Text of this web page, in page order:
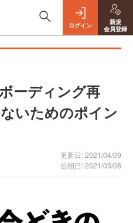
ログイン
新規
会員登録
ーディング再
いためのポイン
更新日: 2021/04/09
公開日: 2021/03/08